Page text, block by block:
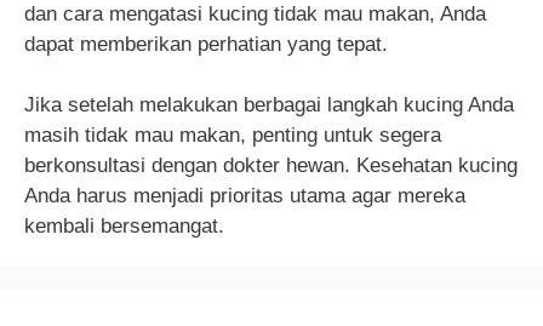
dan cara mengatasi kucing tidak mau makan, Anda
dapat memberikan perhatian yang tepat.
Jika setelah melakukan berbagai langkah kucing Anda
masih tidak mau makan, penting untuk segera
berkonsultasi dengan dokter hewan. Kesehatan kucing
Anda harus menjadi prioritas utama agar mereka
kembali bersemangat.